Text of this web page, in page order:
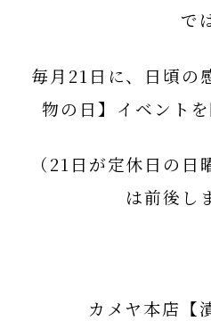
で
毎月21日に、日頃の
物の日】イベント
（21日が定休日の
は前後し
カメヤ本店【